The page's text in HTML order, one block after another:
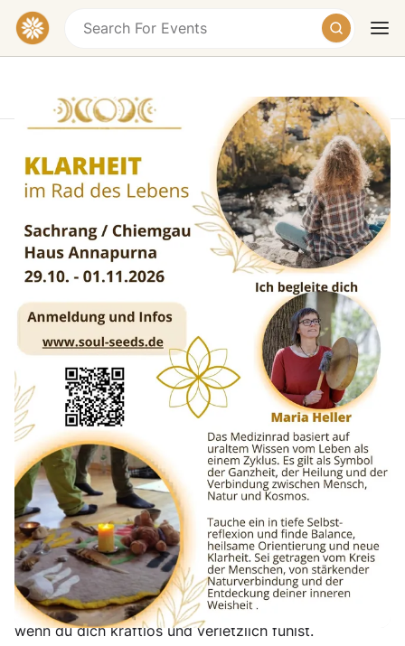
TodayTomorrowWeekend
Klarheit - im Rad des Lebens
Haus Annapurna, Dorfstraße, Aschau im
Chiemgau-Sachrang, Germany
€300 – €600
Klarheit - im Rad des Lebens
In diesen besonderen Tagen erlebst du die uralte
Weisheit des Medizinrades und intensive Natur-
Solozeiten für deine drängenden Lebensfragen und
einer echten Ortientierung im Leben. Du nimmst dir
bewusst Zeit, um innezuhalten, wahrzunehmen, zu
sortieren und den nächsten Schritt mit Klarheit zu
gehen.
Was ist das Medizinrad?
Stell dir vor, du hättest etwas, das dir klar zeigt, wo du
gerade stehst und welche Wege möglich sind. Etwas,
das dir Antworten gibt, wenn du zweifelst, dich
verlierst und innerlich kämpfst. Etwas, das dich stärkt,
wenn du dich kraftlos und verletzlich fühlst.